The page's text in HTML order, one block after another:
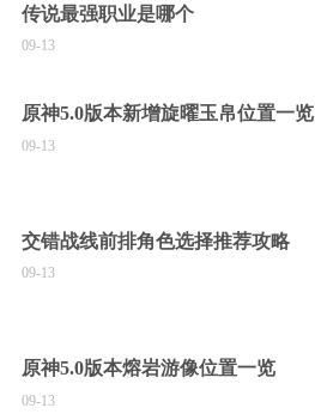
传说最强职业是哪个
09-13
原神5.0版本新增旋曜玉帛位置一览
09-13
交错战线前排角色选择推荐攻略
09-13
原神5.0版本熔岩游像位置一览
09-13